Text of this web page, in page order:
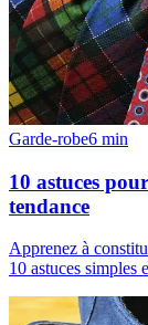
Garde-robe6 min
10 astuces
tendance
Apprenez à
10 astuces simples